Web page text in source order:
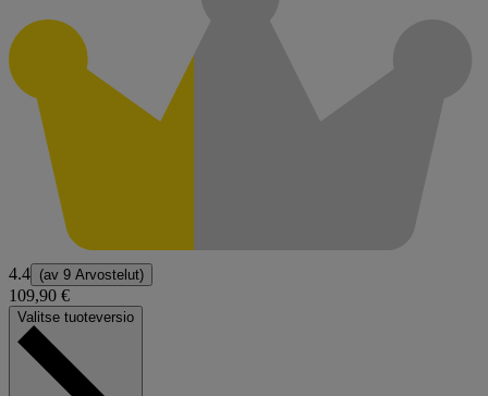
4.4 (av 9 Arvostelut)
109,90 €
Valitse tuoteversio